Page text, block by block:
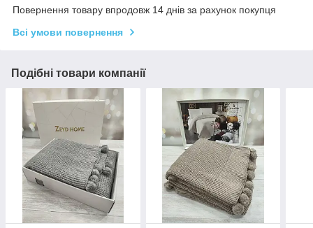
Повернення товару впродовж 14 днів за рахунок покупця
Всі умови повернення
Подібні товари компанії